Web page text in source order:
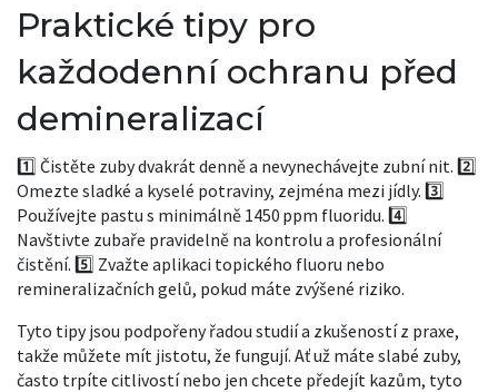
Praktické tipy pro
každodenní ochranu před
demineralizací
1️⃣ Čistěte zuby dvakrát denně a nevynechávejte zubní nit. 2️⃣
Omezte sladké a kyselé potraviny, zejména mezi jídly. 3️⃣
Používejte pastu s minimálně 1450 ppm fluoridu. 4️⃣
Navštivte zubaře pravidelně na kontrolu a profesionální
čistění. 5️⃣ Zvažte aplikaci topického fluoru nebo
remineralizačních gelů, pokud máte zvýšené riziko.
Tyto tipy jsou podpořeny řadou studií a zkušeností z praxe,
takže můžete mít jistotu, že fungují. Ať už máte slabé zuby,
často trpíte citlivostí nebo jen chcete předejít kazům, tyto